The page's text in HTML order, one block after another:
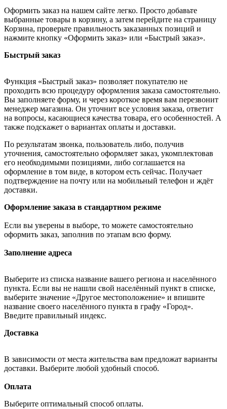
Оформить заказ на нашем сайте легко. Просто добавьте
выбранные товары в корзину, а затем перейдите на страницу
Корзина, проверьте правильность заказанных позиций и
нажмите кнопку «Оформить заказ» или «Быстрый заказ».
Быстрый заказ
Функция «Быстрый заказ» позволяет покупателю не
проходить всю процедуру оформления заказа самостоятельно.
Вы заполняете форму, и через короткое время вам перезвонит
менеджер магазина. Он уточнит все условия заказа, ответит
на вопросы, касающиеся качества товара, его особенностей. А
также подскажет о вариантах оплаты и доставки.
По результатам звонка, пользователь либо, получив
уточнения, самостоятельно оформляет заказ, укомплектовав
его необходимыми позициями, либо соглашается на
оформление в том виде, в котором есть сейчас. Получает
подтверждение на почту или на мобильный телефон и ждёт
доставки.
Оформление заказа в стандартном режиме
Если вы уверены в выборе, то можете самостоятельно
оформить заказ, заполнив по этапам всю форму.
Заполнение адреса
Выберите из списка название вашего региона и населённого
пункта. Если вы не нашли свой населённый пункт в списке,
выберите значение «Другое местоположение» и впишите
название своего населённого пункта в графу «Город».
Введите правильный индекс.
Доставка
В зависимости от места жительства вам предложат варианты
доставки. Выберите любой удобный способ.
Оплата
Выберите оптимальный способ оплаты.